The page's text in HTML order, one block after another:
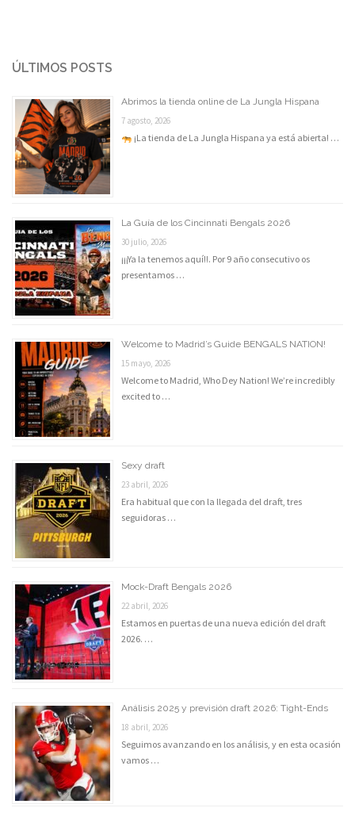
ÚLTIMOS POSTS
Abrimos la tienda online de La Jungla Hispana
7 agosto, 2026
¡La tienda de La Jungla Hispana ya está abierta! …
La Guía de los Cincinnati Bengals 2026
30 julio, 2026
¡¡¡Ya la tenemos aquí!!. Por 9 año consecutivo os
presentamos …
Welcome to Madrid’s Guide BENGALS NATION!
15 mayo, 2026
Welcome to Madrid, Who Dey Nation! We’re incredibly
excited to …
Sexy draft
23 abril, 2026
Era habitual que con la llegada del draft, tres
seguidoras …
Mock-Draft Bengals 2026
22 abril, 2026
Estamos en puertas de una nueva edición del draft
2026. …
Análisis 2025 y previsión draft 2026: Tight-Ends
18 abril, 2026
Seguimos avanzando en los análisis, y en esta ocasión
vamos …